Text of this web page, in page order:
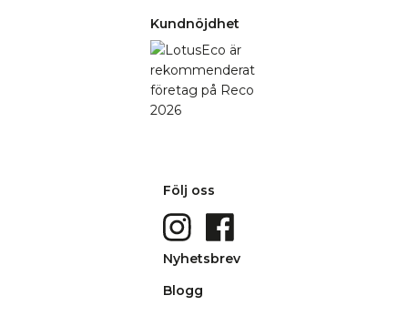
Kundnöjdhet
Följ oss
Nyhetsbrev
Blogg